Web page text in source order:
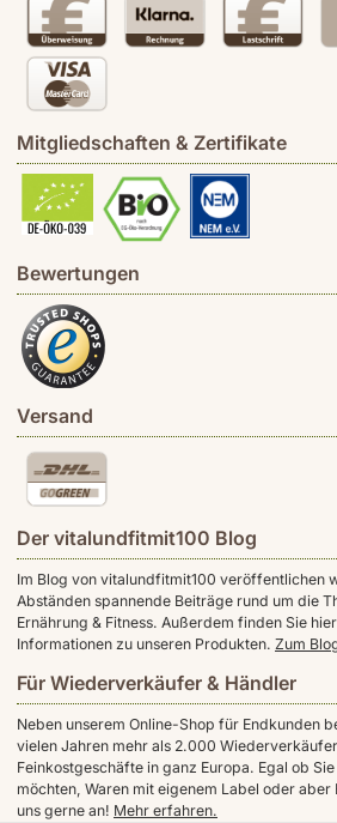
Mitgliedschaften & Zertifikate
Bewertungen
Versand
Der vitalundfitmit100 Blog
Im Blog von vitalundfitmit100 veröffentlichen
Abständen spannende Beiträge rund um die
Ernährung & Fitness. Außerdem finden Sie
Informationen zu unseren Produkten. Zum
Für Wiederverkäufer & Händler
Neben unserem Online-Shop für Endkunden
vielen Jahren mehr als 2.000
Feinkostgeschäfte in ganz Europa. Egal ob
möchten, Waren mit eigenem Label oder
uns gerne an! Mehr erfahren.